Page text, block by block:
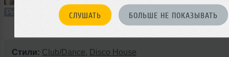
СЛУШАТЬ БОЛЬШЕ НЕ ПОКАЗЫВАТЬ
Ремикс В плейлист 07
Стили: Club/Dance, Disco House